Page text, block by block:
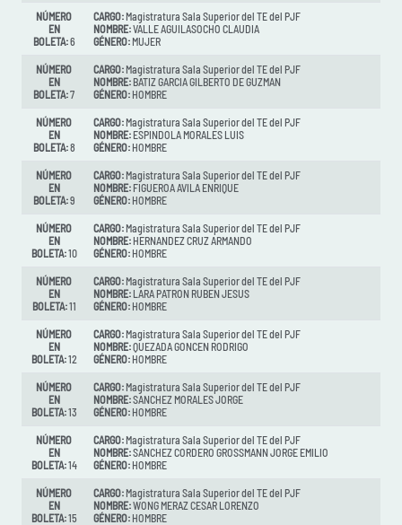
NÚMERO
EN
BOLETA:6
CARGO: Magistratura Sala Superior del TE del PJF
NOMBRE:VALLE AGUILASOCHO CLAUDIA
GÉNERO: MUJER
NÚMERO
EN
BOLETA:7
CARGO: Magistratura Sala Superior del TE del PJF
NOMBRE: BATIZ GARCIA GILBERTO DE GUZMAN
GÉNERO: HOMBRE
NÚMERO
EN
BOLETA:8
CARGO: Magistratura Sala Superior del TE del PJF
NOMBRE: ESPINDOLA MORALES LUIS
GÉNERO: HOMBRE
NÚMERO
EN
BOLETA:9
CARGO: Magistratura Sala Superior del TE del PJF
NOMBRE: FIGUEROA AVILA ENRIQUE
GÉNERO: HOMBRE
NÚMERO
EN
BOLETA:10
CARGO: Magistratura Sala Superior del TE del PJF
NOMBRE: HERNANDEZ CRUZ ARMANDO
GÉNERO: HOMBRE
NÚMERO
EN
BOLETA:11
CARGO: Magistratura Sala Superior del TE del PJF
NOMBRE: LARA PATRON RUBEN JESUS
GÉNERO: HOMBRE
NÚMERO
EN
BOLETA:12
CARGO: Magistratura Sala Superior del TE del PJF
NOMBRE:QUEZADA GONCEN RODRIGO
GÉNERO: HOMBRE
NÚMERO
EN
BOLETA:13
CARGO: Magistratura Sala Superior del TE del PJF
NOMBRE:SANCHEZ MORALES JORGE
GÉNERO: HOMBRE
NÚMERO
EN
BOLETA:14
CARGO: Magistratura Sala Superior del TE del PJF
NOMBRE:SANCHEZ CORDERO GROSSMANN JORGE EMILIO
GÉNERO: HOMBRE
NÚMERO
EN
BOLETA:15
CARGO: Magistratura Sala Superior del TE del PJF
NOMBRE:WONG MERAZ CESAR LORENZO
GÉNERO: HOMBRE